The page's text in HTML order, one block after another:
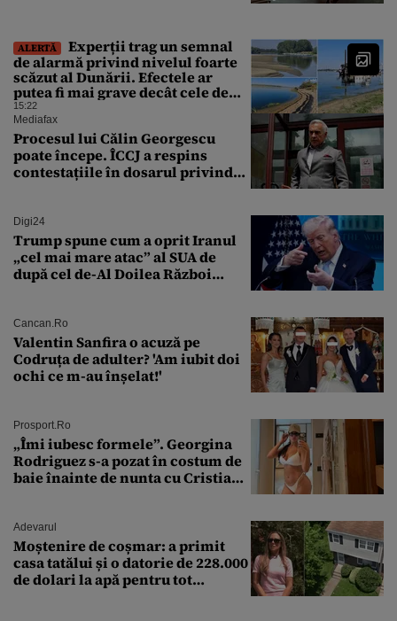
ALERTĂ
Experții trag un semnal
de alarmă privind nivelul foarte
scăzut al Dunării. Efectele ar
putea fi mai grave decât cele de
până acum
15:22
Mediafax
Procesul lui Călin Georgescu
poate începe. ÎCCJ a respins
contestațiile în dosarul privind
Digi24
Trump spune cum a oprit Iranul
„cel mai mare atac” al SUA de
după cel de-Al Doilea Război
Cancan.ro
Valentin Sanfira o acuză pe
Codruța de adulter? 'Am iubit doi
ochi ce m-au înșelat!'
Prosport.ro
„Îmi iubesc formele”. Georgina
Rodriguez s-a pozat în costum de
baie înainte de nunta cu Cristiano
Adevarul
Moștenire de coșmar: a primit
casa tatălui și o datorie de 228.000
de dolari la apă pentru tot